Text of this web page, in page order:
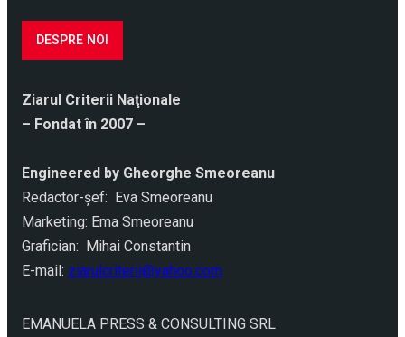
DESPRE NOI
Ziarul Criterii Naţionale
– Fondat în 2007 –
Engineered by Gheorghe Smeoreanu
Redactor-şef: Eva Smeoreanu
Marketing: Ema Smeoreanu
Grafician: Mihai Constantin
E-mail: ziarulcriterii@yahoo.com
EMANUELA PRESS & CONSULTING SRL